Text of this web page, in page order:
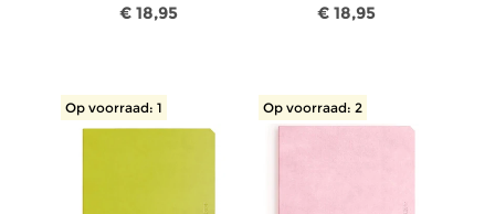
€ 18,95 € 18,95
Op voorraad: 1 Op voorraad: 2